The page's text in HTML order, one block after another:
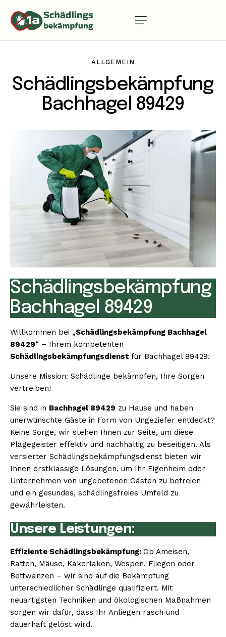
ALLGEMEIN
Schädlingsbekämpfung
Bachhagel 89429
Schädlingsbekämpfung
Bachhagel 89429
Willkommen bei „Schädlingsbekämpfung Bachhagel
89429“ – Ihrem kompetenten
Schädlingsbekämpfungsdienst für Bachhagel 89429!
Unsere Mission: Schädlinge bekämpfen, Ihre Sorgen
vertreiben!
Sie sind in Bachhagel 89429 zu Hause und haben
unerwünschte Gäste in Form von Ungeziefer entdeckt?
Keine Sorge, wir stehen Ihnen zur Seite, um diese
Plagegeister effektiv und nachhaltig zu beseitigen. Als
versierter Schädlingsbekämpfungsdienst bieten wir
Ihnen erstklassige Lösungen, um Ihr Eigenheim oder
Unternehmen von ungebetenen Gästen zu befreien
und ein gesundes, schädlingsfreies Umfeld zu
gewährleisten.
Unsere Leistungen:
Effiziente Schädlingsbekämpfung: Ob Ameisen,
Ratten, Mäuse, Kakerlaken, Wespen, Fliegen oder
Bettwanzen – wir sind auf die Bekämpfung
unterschiedlicher Schädlinge qualifiziert. Mit
neuartigsten Techniken und ökologischen Maßnahmen
sorgen wir dafür, dass Ihr Anliegen rasch und
dauerhaft gelöst wird.